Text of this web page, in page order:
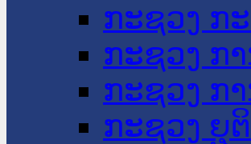
ກະຊວງ ກ
ກະຊວງ ກ
ກະຊວງ ກາ
ກະຊວງ ຍຸ